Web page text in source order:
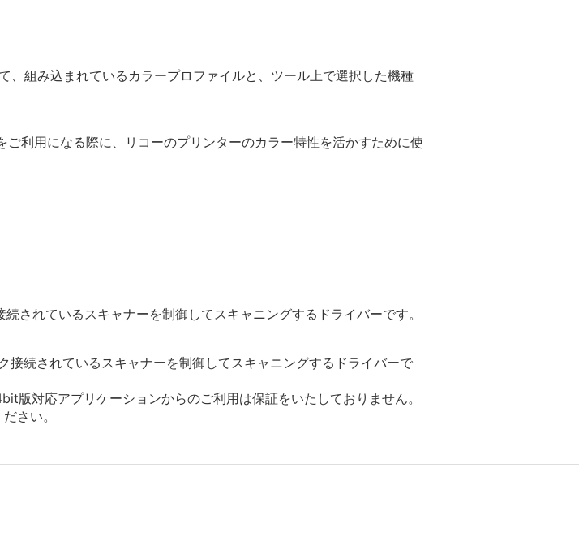
組み込まれているカラープロファイルと、ツール上で選択した機種
利用になる際に、リコーのプリンターのカラー特性を活かすために使
されているスキャナーを制御してスキャニングするドライバーです。
続されているスキャナーを制御してスキャニングするドライバーで
対応アプリケーションからのご利用は保証をいたしておりません。
さい。